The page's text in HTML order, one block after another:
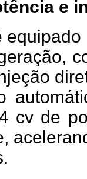
e
cv de